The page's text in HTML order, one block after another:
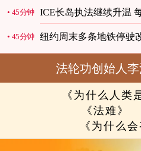
45分钟 ICE长岛执法继续升温
45分钟 纽约周末多条地铁停驶
法轮功创始人
《为什么人类
《法难》
《为什么